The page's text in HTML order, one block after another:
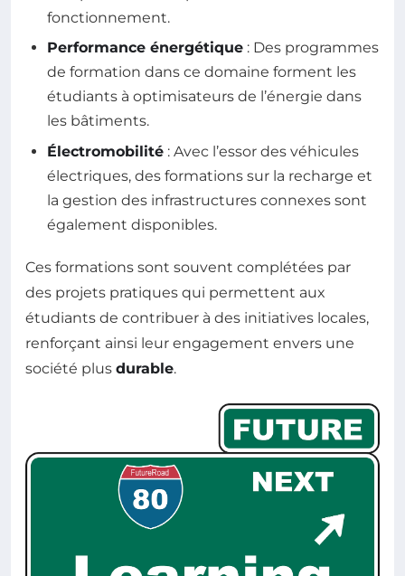
fonctionnement.
Performance énergétique : Des programmes
de formation dans ce domaine forment les
étudiants à optimisateurs de l’énergie dans
les bâtiments.
Électromobilité : Avec l’essor des véhicules
électriques, des formations sur la recharge et
la gestion des infrastructures connexes sont
également disponibles.
Ces formations sont souvent complétées par
des projets pratiques qui permettent aux
étudiants de contribuer à des initiatives locales,
renforçant ainsi leur engagement envers une
société plus durable.